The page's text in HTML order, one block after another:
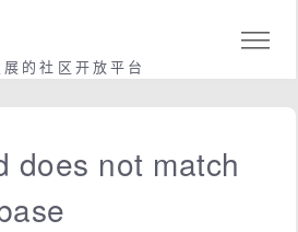
的社区开放平台
does not match